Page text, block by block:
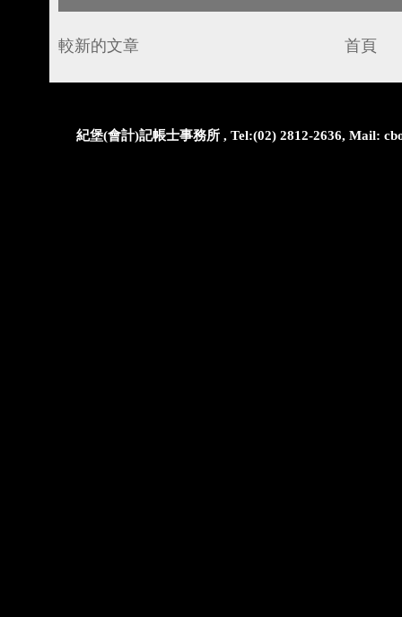
較新的文章 首頁
紀堡(會計)記帳士事務所 , Tel:(02) 2812-2636, Mail: